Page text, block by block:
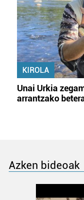
KIROLA
Unai Urkia
arrantzako
Azken bideoak